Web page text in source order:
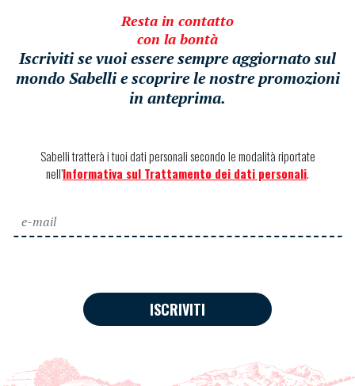
Resta in contatto
con la bontà
Iscriviti se vuoi essere sempre aggiornato sul
mondo Sabelli e scoprire le nostre promozioni
in anteprima.
Sabelli tratterà i tuoi dati personali secondo le modalità riportate
nell’Informativa sul Trattamento dei dati personali.
ISCRIVITI